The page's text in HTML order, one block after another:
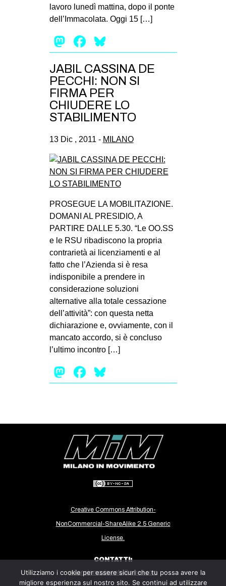
lavoro lunedì mattina, dopo il ponte
dell’Immacolata. Oggi 15 […]
Mastodon
Facebook
JABIL CASSINA DE
PECCHI: NON SI
FIRMA PER
CHIUDERE LO
STABILIMENTO
13 Dic , 2011 - MILANO
PROSEGUE LA MOBILITAZIONE.
DOMANI AL PRESIDIO, A
PARTIRE DALLE 5.30. “Le OO.SS
e le RSU ribadiscono la propria
contrarietà ai licenziamenti e al
fatto che l’Azienda si è resa
indisponibile a prendere in
considerazione soluzioni
alternative alla totale cessazione
dell’attività”: con questa netta
dichiarazione e, ovviamente, con il
mancato accordo, si è concluso
l’ultimo incontro […]
Mastodon
Facebook
Creative Commons Attribution-
NonCommercial-ShareAlike 2.5 Generic
License.
CONTATTI:
milanoinmovimento@gmail.com
Utilizziamo i cookie per essere sicuri che tu possa avere la
migliore esperienza sul nostro sito. Se continui ad utilizzare